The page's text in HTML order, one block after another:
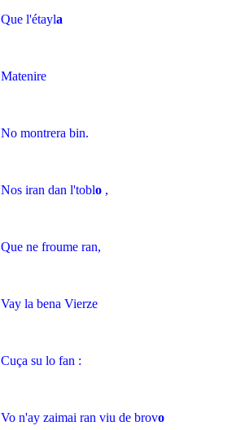
Que l'étayla
Matenire
No montrera bin.
Nos iran dan l'toblo ,
Que ne froume ran,
Vay la bena Vierze
Cuça su lo fan :
Vo n'ay zaimai ran viu de brovo